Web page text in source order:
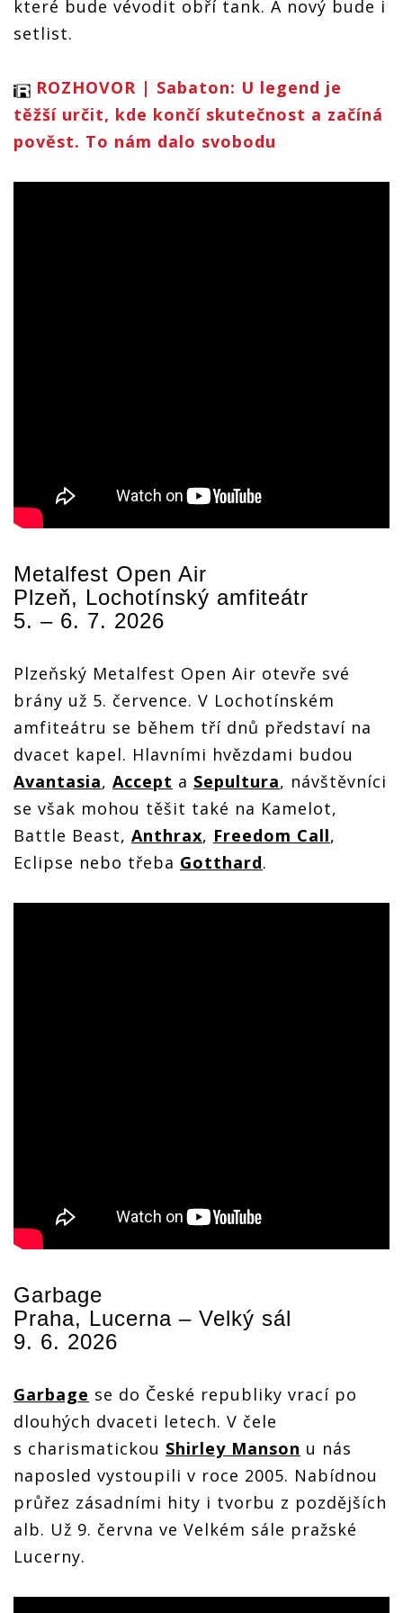
které bude vévodit obří tank. A nový bude i
setlist.
ROZHOVOR | Sabaton: U legend je
těžší určit, kde končí skutečnost a začíná
pověst. To nám dalo svobodu
Metalfest Open Air
Plzeň, Lochotínský amfiteátr
5. – 6. 7. 2026
Plzeňský Metalfest Open Air otevře své
brány už 5. července. V Lochotínském
amfiteátru se během tří dnů představí na
dvacet kapel. Hlavními hvězdami budou
Avantasia, Accept a Sepultura, návštěvníci
se však mohou těšit také na Kamelot,
Battle Beast, Anthrax, Freedom Call,
Eclipse nebo třeba Gotthard.
Garbage
Praha, Lucerna – Velký sál
9. 6. 2026
Garbage se do České republiky vrací po
dlouhých dvaceti letech. V čele
s charismatickou Shirley Manson u nás
naposled vystoupili v roce 2005. Nabídnou
průřez zásadními hity i tvorbu z pozdějších
alb. Už 9. června ve Velkém sále pražské
Lucerny.